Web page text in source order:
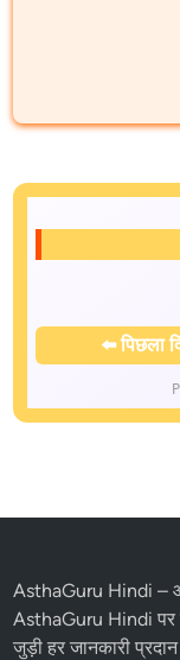
⬅️ पिछला
AsthaGuru Hindi–
AsthaGuru Hindi
जुड़ी हर जानकारी